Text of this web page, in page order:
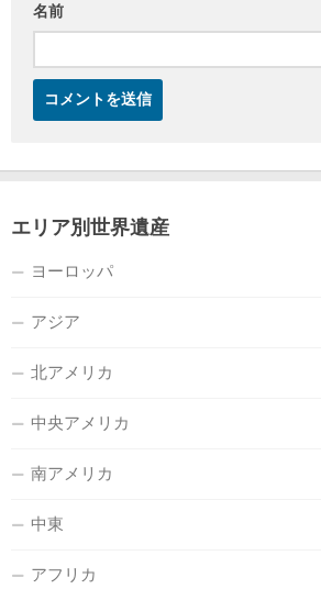
名前
エリア別世界遺産
ヨーロッパ
アジア
北アメリカ
中央アメリカ
南アメリカ
中東
アフリカ